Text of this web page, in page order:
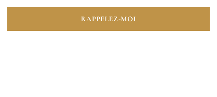
RAPPELEZ-MOI